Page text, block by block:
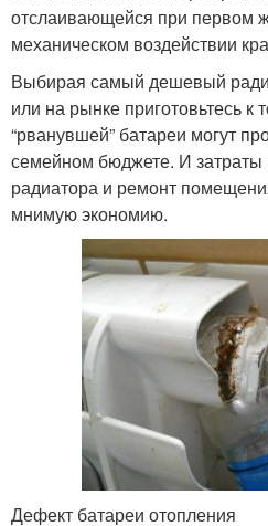
отслаивающейся при первом
механическом воздействии
Выбирая самый дешевый
или на рынке приготовьтесь к
“рванувшей” батареи могут
семейном бюджете. И затраты
радиатора и ремонт
мнимую экономию.
Дефект батареи отопления